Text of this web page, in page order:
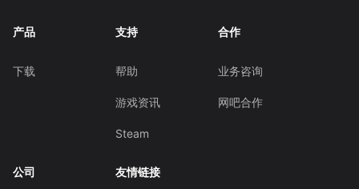
产品
下载
支持
帮助
游戏资讯
Steam
合作
业务咨询
网吧合作
公司 友情链接